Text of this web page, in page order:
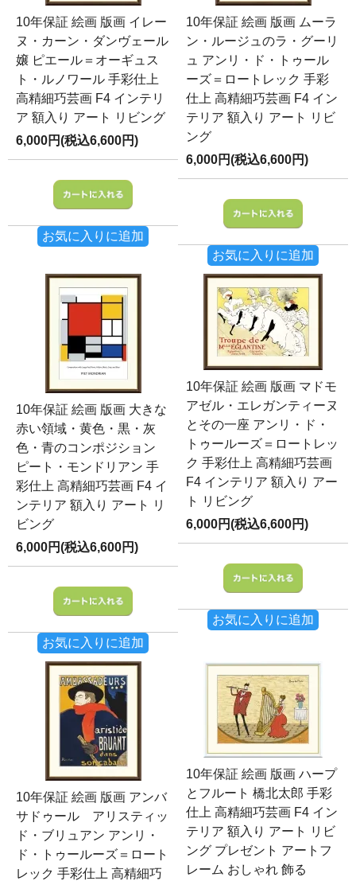
10年保証 絵画 版画 イレー
ヌ・カーン・ダンヴェール
嬢 ピエール＝オーギュス
ト・ルノワール 手彩仕上
高精細巧芸画 F4 インテリ
ア 額入り アート リビング
6,000円(税込6,600円)
お気に入りに追加
10年保証 絵画 版画 ムーラ
ン・ルージュのラ・グーリ
ュ アンリ・ド・トゥール
ーズ＝ロートレック 手彩
仕上 高精細巧芸画 F4 イン
テリア 額入り アート リビ
ング
6,000円(税込6,600円)
お気に入りに追加
10年保証 絵画 版画 大きな
赤い領域・黄色・黒・灰
色・青のコンポジション
ピート・モンドリアン 手
彩仕上 高精細巧芸画 F4 イ
ンテリア 額入り アート リ
ビング
6,000円(税込6,600円)
お気に入りに追加
10年保証 絵画 版画 マドモ
アゼル・エレガンティーヌ
とその一座 アンリ・ド・
トゥールーズ＝ロートレッ
ク 手彩仕上 高精細巧芸画
F4 インテリア 額入り アー
ト リビング
6,000円(税込6,600円)
お気に入りに追加
10年保証 絵画 版画 アンバ
サドゥール アリスティッ
ド・ブリュアン アンリ・
ド・トゥールーズ＝ロート
レック 手彩仕上 高精細巧
10年保証 絵画 版画 ハープ
とフルート 橋北太郎 手彩
仕上 高精細巧芸画 F4 イン
テリア 額入り アート リビ
ング プレゼント アートフ
レーム おしゃれ 飾る